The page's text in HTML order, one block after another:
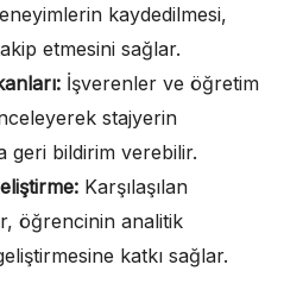
kaydedilmesi,
etmesini sağlar.
İşverenler ve öğretim
stajyerin
geri bildirim verebilir.
Karşılaşılan
öğrencinin analitik
katkı sağlar.